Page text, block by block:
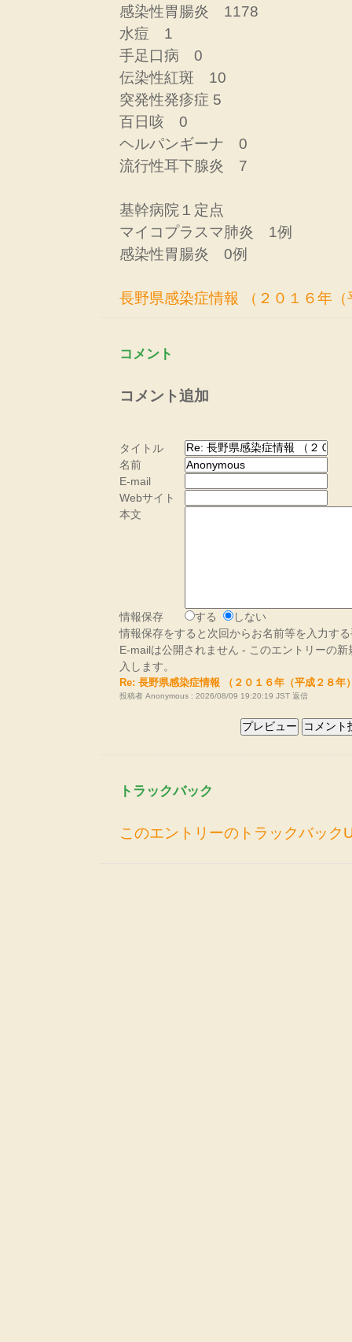
感染性胃腸炎 1178
水痘 1
手足口病 0
伝染性紅斑 10
突発性発疹症 5
百日咳 0
ヘルパンギーナ 0
流行性耳下腺炎 7
基幹病院１定点
マイコプラスマ肺炎 1例
感染性胃腸炎 0例
長野県感染症情報 （２０１６年
コメント
コメント追加
タイトル
名前
E-mail
Webサイト
本文
情報保存 する
しない
情報保存をすると次回からお名前等を入力す
E-mailは公開されません - このエントリーの
入します。
Re: 長野県感染症情報 （２０１６年（平成２８年
投稿者 Anonymous : 2026/08/09 19:20:19 JST 返信
トラックバック
このエントリーのトラックバック